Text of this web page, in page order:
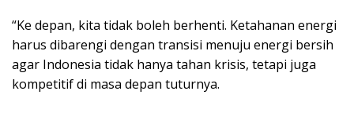
“Ke depan, kita tidak boleh berhenti. Ketahanan energi
harus dibarengi dengan transisi menuju energi bersih
agar Indonesia tidak hanya tahan krisis, tetapi juga
kompetitif di masa depan tuturnya.